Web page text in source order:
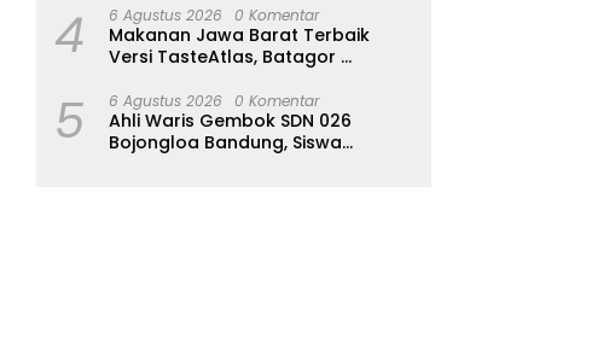
Dijaga
4 6 Agustus 2026 0 Komentar
Makanan Jawa Barat Terbaik
Versi TasteAtlas, Batagor
5 6 Agustus 2026 0 Komentar
Ahli Waris Gembok SDN 026
Bojongloa Bandung, Siswa